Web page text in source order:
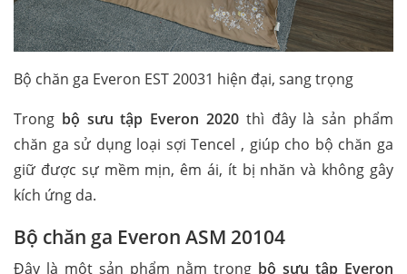
Bộ chăn ga Everon EST 20031 hiện đại, sang trọng
Trong bộ sưu tập Everon 2020 thì đây là sản phẩm
chăn ga sử dụng loại sợi Tencel , giúp cho bộ chăn ga
giữ được sự mềm mịn, êm ái, ít bị nhăn và không gây
kích ứng da.
Bộ chăn ga Everon ASM 20104
Đây là một sản phẩm nằm trong bộ sưu tập Everon